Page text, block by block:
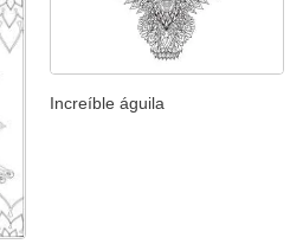
Increíble águila